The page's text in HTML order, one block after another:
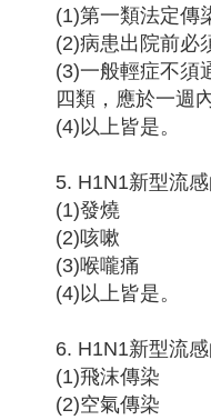
(1)第一類法定傳
(2)病患出院前必
(3)一般輕症不須
四類，應於一週
(4)以上皆是。
5. H1N1新型流
(1)發燒
(2)咳嗽
(3)喉嚨痛
(4)以上皆是。
6. H1N1新型流
(1)飛沫傳染
(2)空氣傳染